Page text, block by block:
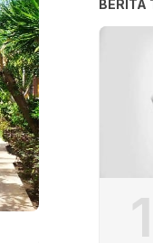
BERITA
1